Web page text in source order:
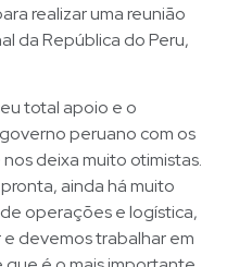
realizar uma reunião
da República do Peru,
total apoio e o
peruano com os
deixa muito otimistas.
ainda há muito
operações e logística,
devemos trabalhar em